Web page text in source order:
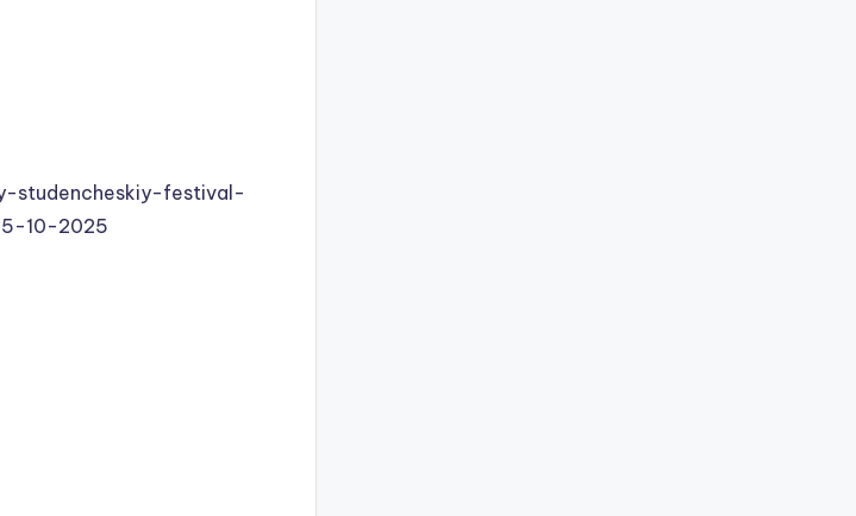
studencheskiy-festival-
10-2025